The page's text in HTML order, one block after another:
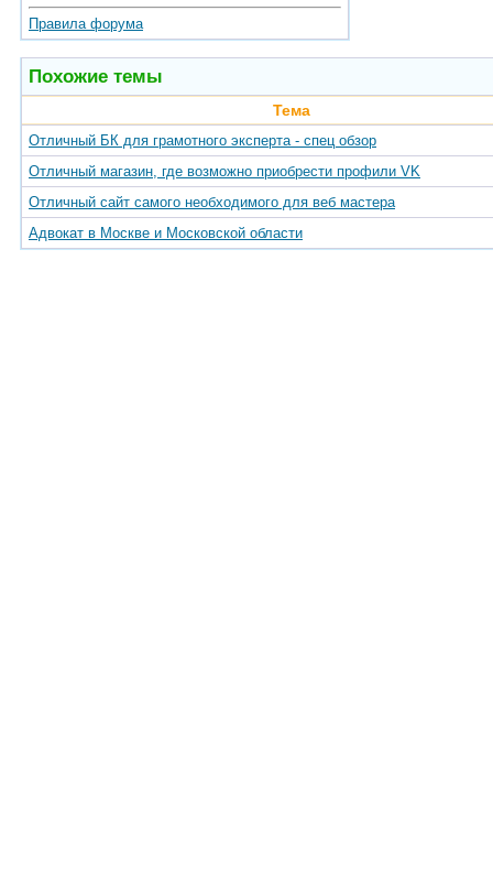
Правила форума
Похожие темы
Тема
Отличный БК для грамотного эксперта - спец обзор
Отличный магазин, где возможно приобрести профили VK
Отличный сайт самого необходимого для веб мастера
Адвокат в Москве и Московской области